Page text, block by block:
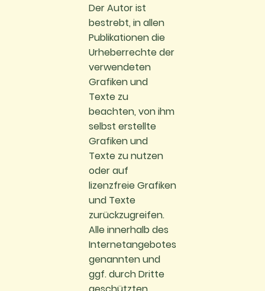
Der Autor ist
bestrebt, in allen
Publikationen die
Urheberrechte der
verwendeten
Grafiken und
Texte zu
beachten, von ihm
selbst erstellte
Grafiken und
Texte zu nutzen
oder auf
lizenzfreie Grafiken
und Texte
zurückzugreifen.
Alle innerhalb des
Internetangebotes
genannten und
ggf. durch Dritte